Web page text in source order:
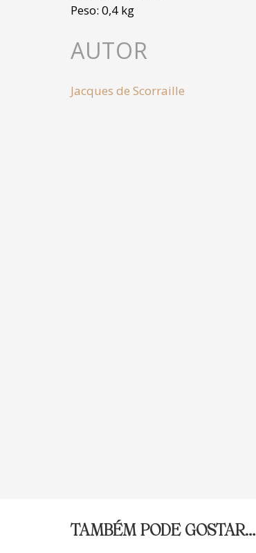
Peso: 0,4 kg
AUTOR
Jacques de Scorraille
TAMBÉM PODE GOSTAR…